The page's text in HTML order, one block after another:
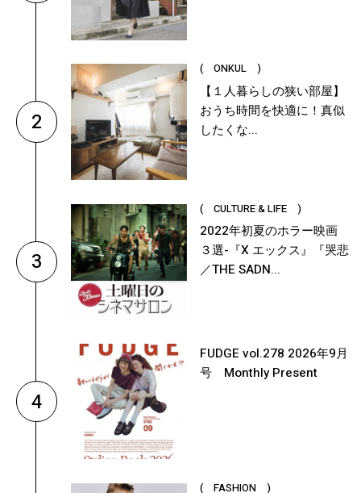
2
( ONKUL )
【１人暮らしの狭い部屋】
おうち時間を快適に！真似
したくな...
3
( CULTURE & LIFE )
2022年初夏のホラー映画
３選-『X エックス』『哭悲
／THE SADN...
4
FUDGE vol.278 2026年9月
号 Monthly Present
( FASHION )